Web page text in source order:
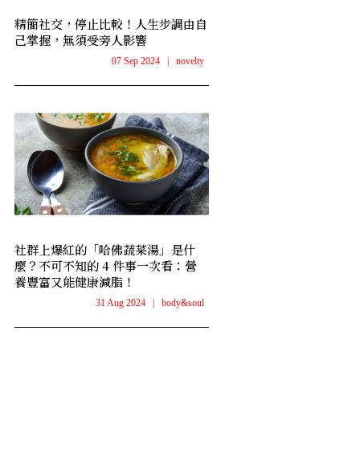
精簡社交，停止比較！人生步調由自
己掌握，無須受旁人影響
07 Sep 2024 novelty
社群上爆紅的「哈佛蔬菜湯」是什
麼？不可不知的 4 件事一次看：營
養豐富又能健康減脂！
31 Aug 2024 body&soul